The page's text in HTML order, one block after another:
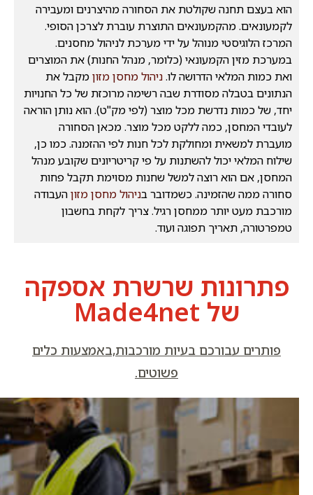
הוא בעצם תחנה שקולטת את הסחורה מהיצרנים ומעבירה
לקמעונאים. מהקמעונאים התוצרת עוברת לצרכן הסופי.
המרכז הלוגיסטי מנוהל על ידי מערכת לניהול מחסנים.
במערכת מזין הקמעונאי (כלומר, מנהל החנות) את המוצרים
ואת כמות המלאי הדרושה לו.ניהול מחסן מזוןמקבל את
הנתונים בטבלה מסודרת שבה רשימה מרוכזת של כל החנויות
יחד, של כמות נדרשת מכל מוצר (לפי מק"ט). הוא נותן הוראה
לעובדי המחסן, כמה ללקט מכל מוצר. מכאן הסחורה
מועברת למשאית ומחולקת לכל חנות לפי ההזמנה. כמו כן,
שילוח המלאי יכול להשתנות על פי קריטריונים שקובע מנהל
המחסן, אם הוא רוצה למשל שחנות מסוימת תקבל פחות
סחורה ממה שהזמינה. כשמדובר בניהול מחסן מזוןהעבודה
מורכבת מעט יותר ממחסן רגיל. צריך לקחת בחשבון
טמפרטורה, תאריך תפוגה ועוד.
פתרונות שרשרת אספקה
של Made4net
פותרים עבורכם בעיות מורכבות,באמצעות כלים
פשוטים.